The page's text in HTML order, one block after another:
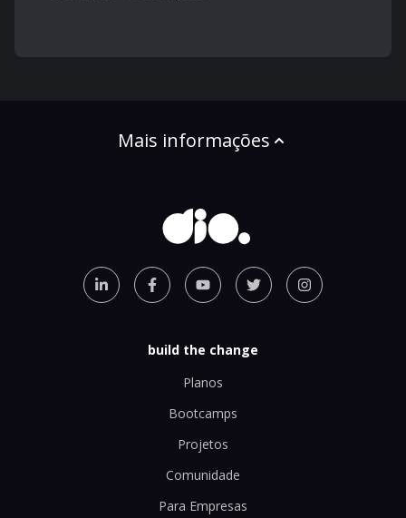
Mais informações
build the change
Planos
Bootcamps
Projetos
Comunidade
Para Empresas